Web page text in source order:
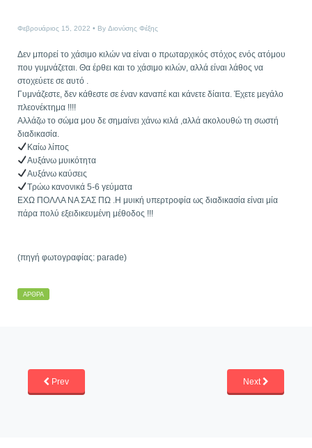
Φεβρουάριος 15, 2022 By Διονύσης Φέξης
Δεν μπορεί το χάσιμο κιλών να είναι ο πρωταρχικός στόχος ενός ατόμου
που γυμνάζεται. Θα έρθει και το χάσιμο κιλών, αλλά είναι λάθος να
στοχεύετε σε αυτό .
Γυμνάζεστε, δεν κάθεστε σε έναν καναπέ και κάνετε δίαιτα. Έχετε μεγάλο
πλεονέκτημα !!!!
Αλλάζω το σώμα μου δε σημαίνει χάνω κιλά ,αλλά ακολουθώ τη σωστή
διαδικασία.
Καίω λίπος
Αυξάνω μυικότητα
Αυξάνω καύσεις
Τρώω κανονικά 5-6 γεύματα
ΕΧΩ ΠΟΛΛΑ ΝΑ ΣΑΣ ΠΩ .Η μυική υπερτροφία ως διαδικασία είναι μία
πάρα πολύ εξειδικευμένη μέθοδος !!!
(πηγή φωτογραφίας: parade)
ΆΡΘΡΑ
Prev Next